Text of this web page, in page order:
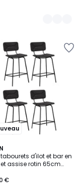
d'ilot et bar en
assise rotin 65cm
€